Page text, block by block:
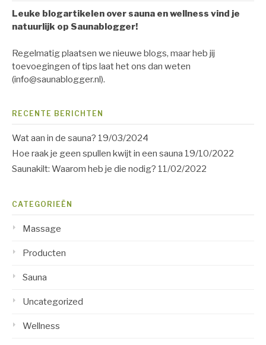
Leuke blogartikelen over sauna en wellness vind je
natuurlijk op Saunablogger!
Regelmatig plaatsen we nieuwe blogs, maar heb jij
toevoegingen of tips laat het ons dan weten
(info@saunablogger.nl).
RECENTE BERICHTEN
Wat aan in de sauna? 19/03/2024
Hoe raak je geen spullen kwijt in een sauna 19/10/2022
Saunakilt: Waarom heb je die nodig? 11/02/2022
CATEGORIEËN
Massage
Producten
Sauna
Uncategorized
Wellness